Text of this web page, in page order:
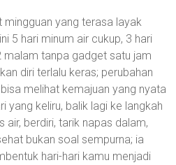
mingguan yang terasa layak
5 hari minum air cukup, 3 hari
malam tanpa gadget satu jam
diri terlalu keras; perubahan
melihat kemajuan yang nyata
yang keliru, balik lagi ke langkah
air, berdiri, tarik napas dalam,
bukan soal sempurna; ia
hari-hari kamu menjadi